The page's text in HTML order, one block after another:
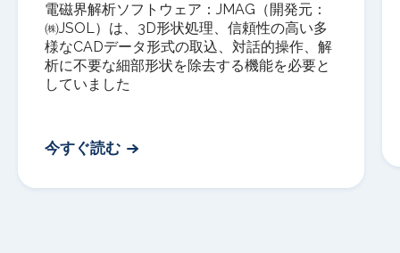
電磁界解析ソフトウェア： JMAG （開発元：
㈱JSOL）は、 3D形状処理、信頼性の高い多
様なCADデータ形式の取込、対話的操作、解
析に不要な細部形状を除去する機能を必要と
していました
今すぐ読む